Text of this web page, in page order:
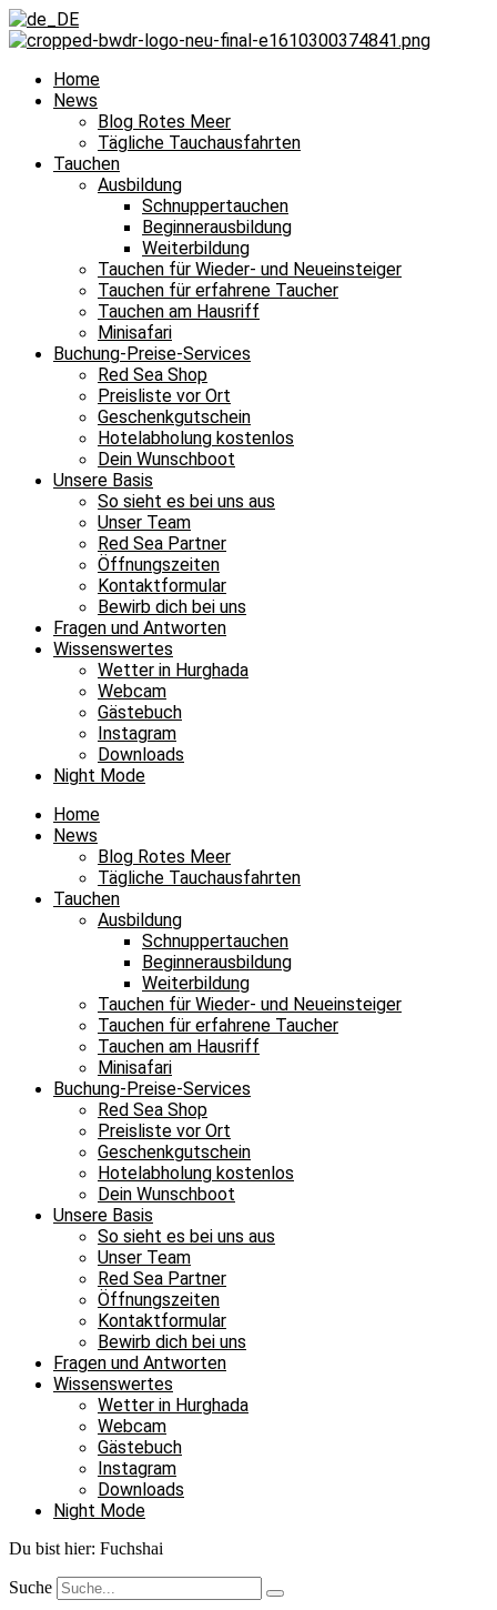
Home
News
Blog Rotes Meer
Tägliche Tauchausfahrten
Tauchen
Ausbildung
Schnuppertauchen
Beginnerausbildung
Weiterbildung
Tauchen für Wieder- und Neueinsteiger
Tauchen für erfahrene Taucher
Tauchen am Hausriff
Minisafari
Buchung-Preise-Services
Red Sea Shop
Preisliste vor Ort
Geschenkgutschein
Hotelabholung kostenlos
Dein Wunschboot
Unsere Basis
So sieht es bei uns aus
Unser Team
Red Sea Partner
Öffnungszeiten
Kontaktformular
Bewirb dich bei uns
Fragen und Antworten
Wissenswertes
Wetter in Hurghada
Webcam
Gästebuch
Instagram
Downloads
Night Mode
Home
News
Blog Rotes Meer
Tägliche Tauchausfahrten
Tauchen
Ausbildung
Schnuppertauchen
Beginnerausbildung
Weiterbildung
Tauchen für Wieder- und Neueinsteiger
Tauchen für erfahrene Taucher
Tauchen am Hausriff
Minisafari
Buchung-Preise-Services
Red Sea Shop
Preisliste vor Ort
Geschenkgutschein
Hotelabholung kostenlos
Dein Wunschboot
Unsere Basis
So sieht es bei uns aus
Unser Team
Red Sea Partner
Öffnungszeiten
Kontaktformular
Bewirb dich bei uns
Fragen und Antworten
Wissenswertes
Wetter in Hurghada
Webcam
Gästebuch
Instagram
Downloads
Night Mode
Du bist hier: Fuchshai
Suche